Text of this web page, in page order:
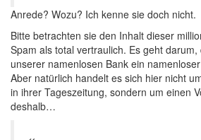
Anrede? Wozu? Ich kenne sie doch nicht.
Bitte betrachten sie den Inhalt dieser
Spam als total vertraulich. Es geht
unserer namenlosen Bank ein
Aber natürlich handelt es sich hier nicht
in ihrer Tageszeitung, sondern um einen
deshalb…